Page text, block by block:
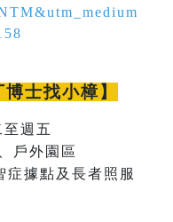
士找小樟】
週五
戶外園區
症據點及長者照服